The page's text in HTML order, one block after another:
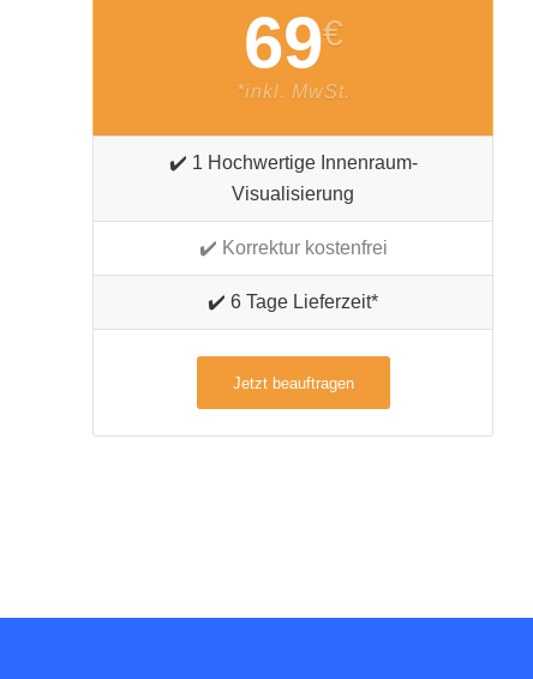
69€
*inkl. MwSt.
✔️ 1 Hochwertige Innenraum-
Visualisierung
✔️ Korrektur kostenfrei
✔️ 6 Tage Lieferzeit*
Jetzt beauftragen